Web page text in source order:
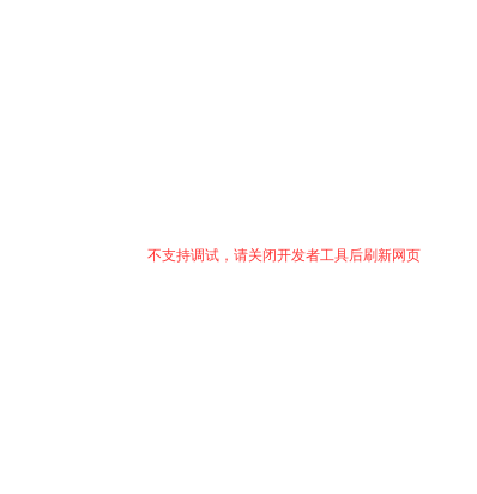
不支持调试，请关闭开发者工具后刷新网页